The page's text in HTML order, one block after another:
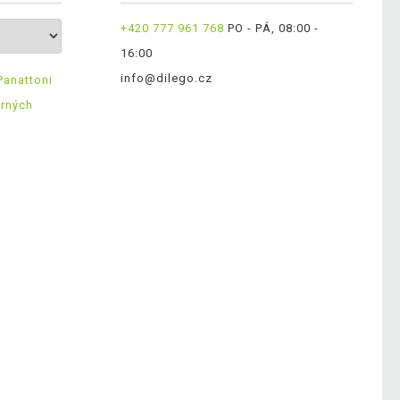
+420 777 961 768 PO - PÁ, 08:00 -
16:00
info@dilego.cz